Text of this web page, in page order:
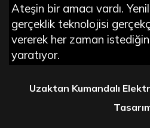
Ateşin bir amacı vardı.
gerçeklik teknolojisi
vererek her zaman
yaratıyor.
Uzaktan Kumandalı